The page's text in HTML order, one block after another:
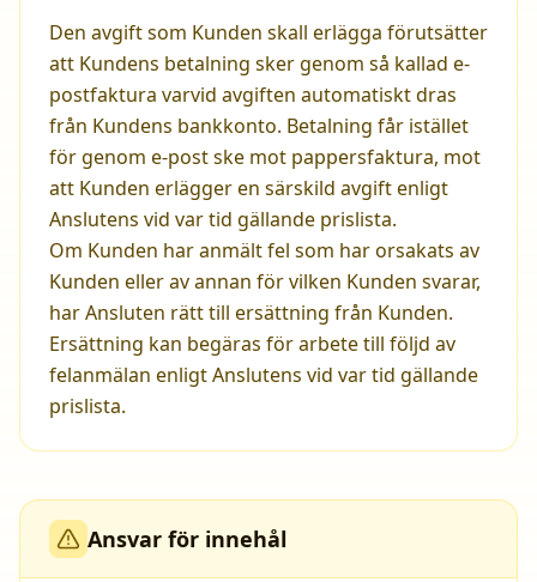
Den avgift som Kunden skall erlägga förutsätter
att Kundens betalning sker genom så kallad e-
postfaktura varvid avgiften automatiskt dras
från Kundens bankkonto. Betalning får istället
för genom e-post ske mot pappersfaktura, mot
att Kunden erlägger en särskild avgift enligt
Anslutens vid var tid gällande prislista.
Om Kunden har anmält fel som har orsakats av
Kunden eller av annan för vilken Kunden svarar,
har Ansluten rätt till ersättning från Kunden.
Ersättning kan begäras för arbete till följd av
felanmälan enligt Anslutens vid var tid gällande
prislista.
Ansvar för innehål